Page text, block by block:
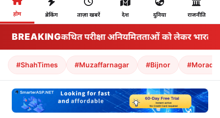
होम ब्रेकिंग ताज़ा खबरें देश दुनिया राजनीति
BREAKING
झारखंड: कथित परीक्षा अनियमितताओं को लेकर भारतीय
#ShahTimes #Muzaffarnagar #Bijnor